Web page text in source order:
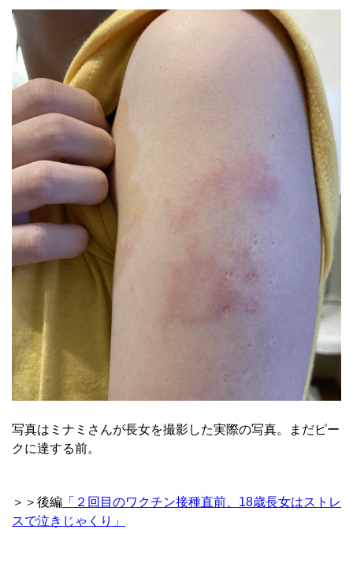
写真はミナミさんが長女を撮影した実際の写真。まだピー
クに達する前。
＞＞後編 「２回目のワクチン接種直前、18歳長女はストレ
スで泣きじゃくり」